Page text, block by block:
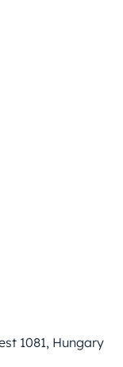
1081, Hungary